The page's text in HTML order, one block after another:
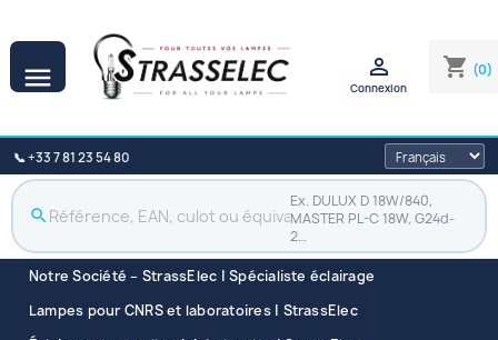
 shopping_cart (0)

Connexion
📞 +33 7 81 23 54 80
search
Ex. DULUX D 18W/840,
MASTER PL-C 18W, G24d-
2…
Notre Société – StrassElec | Spécialiste éclairage
Lampes pour CNRS et laboratoires | StrassElec